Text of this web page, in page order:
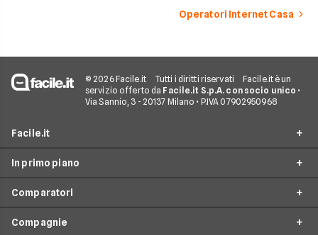
Operatori Internet Casa
© 2026 Facile.it Tutti i diritti riservati
Facile.it è un
servizio offerto da Facile.it S.p.A. con socio unico •
Via Sannio, 3 - 20137 Milano • P.IVA 07902950968
Facile.it
Assicurazioni
Prestiti
In primo piano
Offerte Fibra
Offerte ADSL
Comparatori
Migliore Connessione Internet
Compagnie